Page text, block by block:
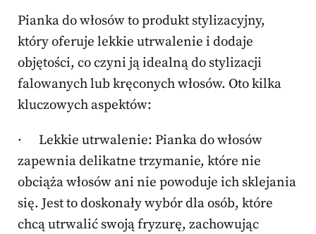
Pianka do włosów to produkt stylizacyjny,
który oferuje lekkie utrwalenie i dodaje
objętości, co czyni ją idealną do stylizacji
falowanych lub kręconych włosów. Oto kilka
kluczowych aspektów:
· Lekkie utrwalenie: Pianka do włosów
zapewnia delikatne trzymanie, które nie
obciąża włosów ani nie powoduje ich sklejania
się. Jest to doskonały wybór dla osób, które
chcą utrwalić swoją fryzurę, zachowując